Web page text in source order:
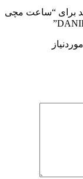
برای “ساعت مچی